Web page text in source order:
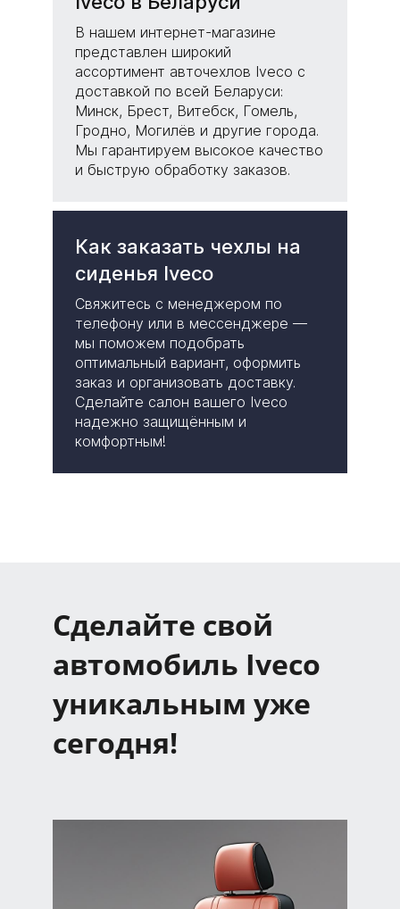
В нашем интернет-магазине
представлен широкий
ассортимент авточехлов Iveco с
доставкой по всей Беларуси:
Минск, Брест, Витебск, Гомель,
Гродно, Могилёв и другие города.
Мы гарантируем высокое качество
и быструю обработку заказов.
Как заказать чехлы на
сиденья Iveco
Свяжитесь с менеджером по
телефону или в мессенджере —
мы поможем подобрать
оптимальный вариант, оформить
заказ и организовать доставку.
Сделайте салон вашего Iveco
надежно защищённым и
комфортным!
Сделайте свой
автомобиль Iveco
уникальным уже
сегодня!